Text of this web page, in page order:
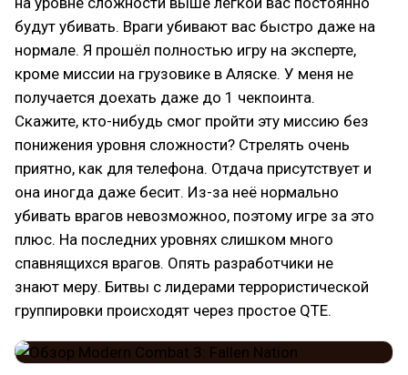
будут убивать. Враги убивают вас быстро даже на
нормале. Я прошёл полностью игру на эксперте,
кроме миссии на грузовике в Аляске. У меня не
получается доехать даже до 1 чекпоинта.
Скажите, кто-нибудь смог пройти эту миссию без
понижения уровня сложности? Стрелять очень
приятно, как для телефона. Отдача присутствует и
она иногда даже бесит. Из-за неё нормально
убивать врагов невозможноо, поэтому игре за это
плюс. На последних уровнях слишком много
спавнящихся врагов. Опять разработчики не
знают меру. Битвы с лидерами террористической
группировки происходят через простое QTE.